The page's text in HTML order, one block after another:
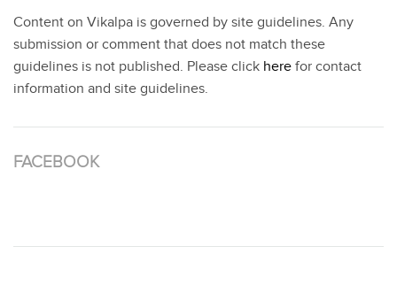
Content on Vikalpa is governed by site guidelines. Any
submission or comment that does not match these
guidelines is not published. Please click here for contact
information and site guidelines.
FACEBOOK